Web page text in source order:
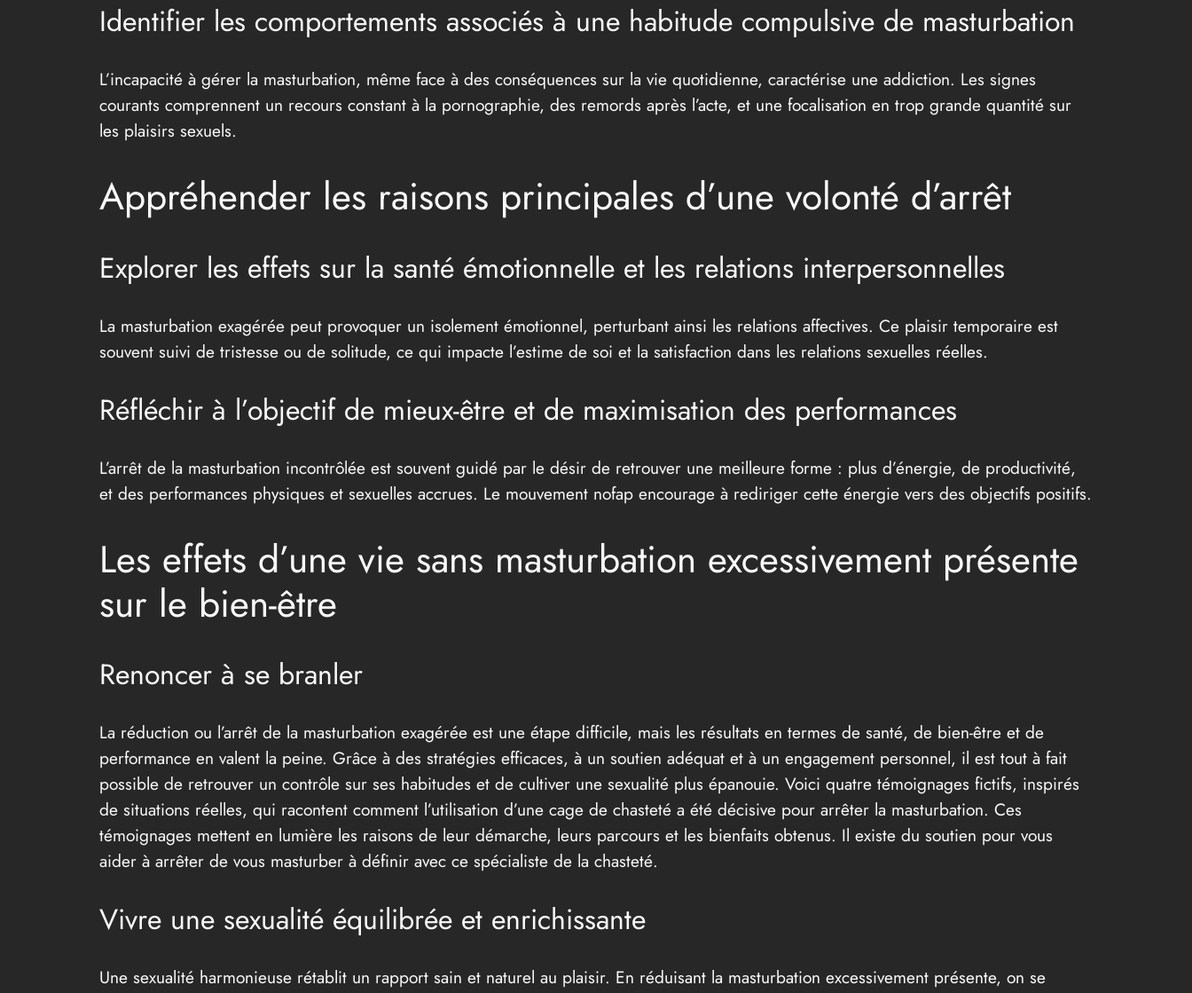
Identifier les comportements associés à une habitude compulsive de masturbation
L’incapacité à gérer la masturbation, même face à des conséquences sur la vie quotidienne, caractérise une addiction. Les signes
courants comprennent un recours constant à la pornographie, des remords après l’acte, et une focalisation en trop grande quantité sur
les plaisirs sexuels.
Appréhender les raisons principales d’une volonté d’arrêt
Explorer les effets sur la santé émotionnelle et les relations interpersonnelles
La masturbation exagérée peut provoquer un isolement émotionnel, perturbant ainsi les relations affectives. Ce plaisir temporaire est
souvent suivi de tristesse ou de solitude, ce qui impacte l’estime de soi et la satisfaction dans les relations sexuelles réelles.
Réfléchir à l’objectif de mieux-être et de maximisation des performances
L’arrêt de la masturbation incontrôlée est souvent guidé par le désir de retrouver une meilleure forme : plus d’énergie, de productivité,
et des performances physiques et sexuelles accrues. Le mouvement nofap encourage à rediriger cette énergie vers des objectifs positifs.
Les effets d’une vie sans masturbation excessivement présente
sur le bien-être
Renoncer à se branler
La réduction ou l’arrêt de la masturbation exagérée est une étape difficile, mais les résultats en termes de santé, de bien-être et de
performance en valent la peine. Grâce à des stratégies efficaces, à un soutien adéquat et à un engagement personnel, il est tout à fait
possible de retrouver un contrôle sur ses habitudes et de cultiver une sexualité plus épanouie. Voici quatre témoignages fictifs, inspirés
de situations réelles, qui racontent comment l’utilisation d’une cage de chasteté a été décisive pour arrêter la masturbation. Ces
témoignages mettent en lumière les raisons de leur démarche, leurs parcours et les bienfaits obtenus. Il existe du soutien pour vous
aider à arrêter de vous masturber à définir avec ce spécialiste de la chasteté.
Vivre une sexualité équilibrée et enrichissante
Une sexualité harmonieuse rétablit un rapport sain et naturel au plaisir. En réduisant la masturbation excessivement présente, on se